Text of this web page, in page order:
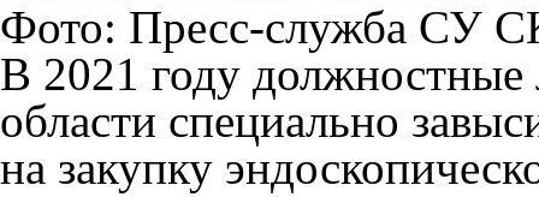
Фото: Пресс-служба СУ
В 2021 году должностные
области специально
на закупку